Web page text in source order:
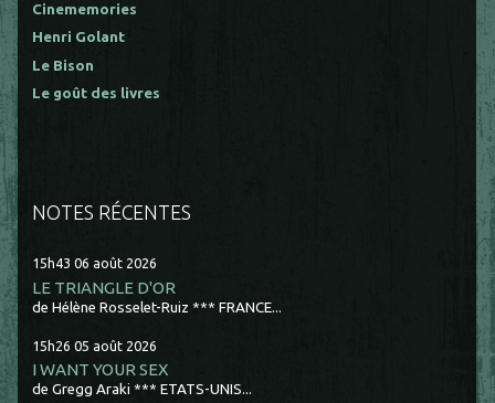
Cinememories
Henri Golant
Le Bison
Le goût des livres
NOTES RÉCENTES
15h43 06 août 2026
LE TRIANGLE D'OR
de Hélène Rosselet-Ruiz *** FRANCE...
15h26 05 août 2026
I WANT YOUR SEX
de Gregg Araki *** ETATS-UNIS...